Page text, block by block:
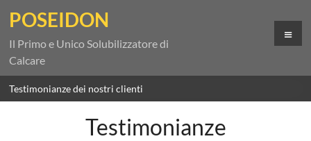
POSEIDON
Il Primo e Unico Solubilizzatore di
Calcare
Testimonianze dei nostri clienti
Testimonianze